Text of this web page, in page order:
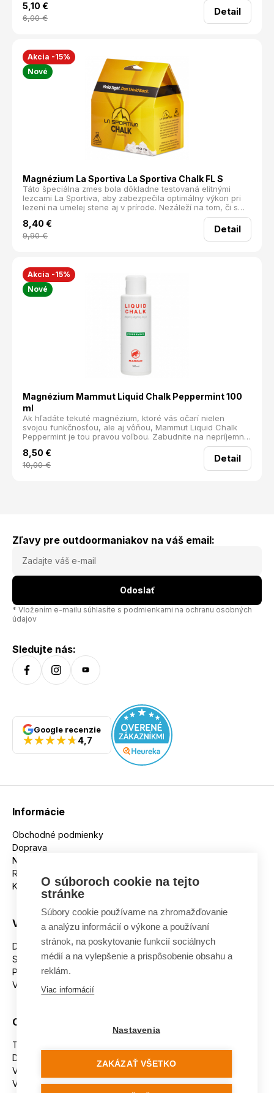
5,10 €
6,00€
Detail
Akcia -15%
Nové
Magnézium La Sportiva La Sportiva Chalk FL S
Táto špeciálna zmes bola dôkladne testovaná elitnými
lezcami La Sportiva, aby zabezpečila optimálny výkon pri
lezení na umelej stene aj v prírode. Nezáleží na tom, či s
lezením len začínate alebo ste už skúsený profesionál —
toto magnézium je navrhnuté tak, aby zlepšilo váš úchop,
zvýšilo vašu dôveru a povýšilo vaše lezecké zážitky na
8,40 €
9,90€
Detail
Akcia -15%
Nové
Magnézium Mammut Liquid Chalk Peppermint 100
ml
Ak hľadáte tekuté magnézium, ktoré vás očarí nielen
svojou funkčnosťou, ale aj vôňou, Mammut Liquid Chalk
Peppermint je tou pravou voľbou. Zabudnite na nepríjemný
alkoholový zápach bežného magnézia a doprajte si sviežu
mentolovú vôňu, ktorá vás povzbudí pri každom úchope.
8,50 €
10,00€
Detail
Zľavy pre outdoormaniakov na váš email:
Odoslať
* Vložením e-mailu súhlasíte s podmienkami na ochranu osobných
údajov
Sledujte nás:
Google recenzie
4,7
Informácie
Obchodné podmienky
Doprava
Nakupujeme na splátky
Reklamácie
Kontakt
Všetko o nákupe
Dostupnosť tovaru
Spracovanie osobných údajov
Platba
Výmena a vrátenie tovaru
Ostatné
Tabuľka veľkostí
Doporučená dĺžka lyží
Vypaľovanie papúč
Veľkosti skeletu lyžiarok
O súboroch cookie na tejto
stránke
Súbory cookie používame na zhromažďovanie
a analýzu informácií o výkone a používaní
stránok, na poskytovanie funkcií sociálnych
médií a na vylepšenie a prispôsobenie obsahu a
reklám.
Viac informácií
Nastavenia
ZAKÁZAŤ VŠETKO